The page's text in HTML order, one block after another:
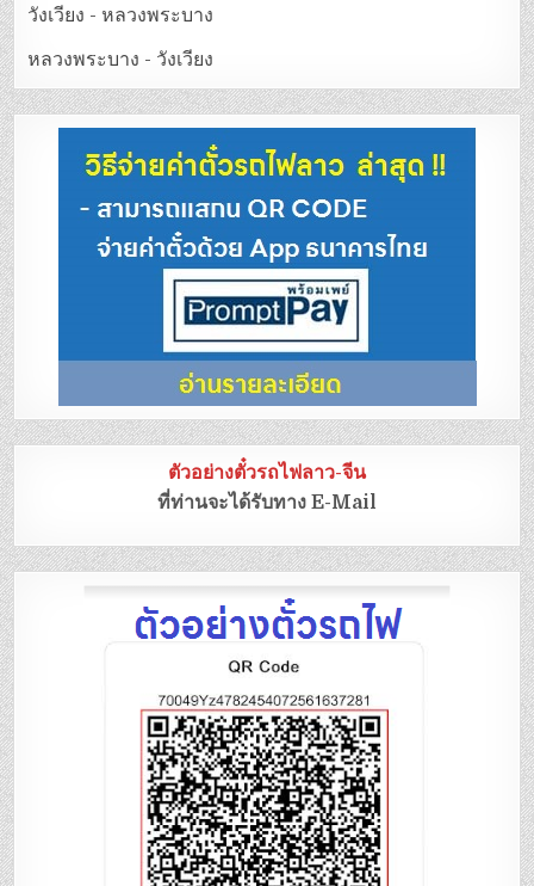
วังเวียง - หลวงพระบาง
หลวงพระบาง - วังเวียง
ตัวอย่างตั๋วรถไฟลาว-จีน
ที่ท่านจะได้รับทาง E-Mail